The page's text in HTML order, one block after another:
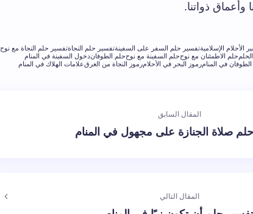
وأعماق ذواتنا.
الأحلام الإسلاميةتفسير حلم السفر على السفينةتفسير حلم النجاةتفسير حلم النجاة مع نوح
حلم الاطمئنان مع نوححلم السفينة مع نوححلم الطوفاندخول السفينة في المنام
في المنامرموز البحر في الأحلامرموز النجاة من الغرقعلامات الهلاك في المنام
المقال السابق
صلاة الجنازة على مجهول في المنام
المقال التالي